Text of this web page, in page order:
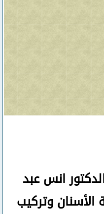
انس عبد
الأسنان وتركيب